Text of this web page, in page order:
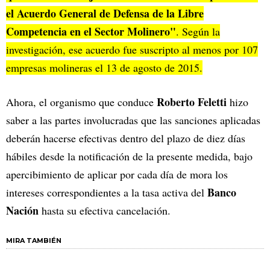
el Acuerdo General de Defensa de la Libre
Competencia en el Sector Molinero". Según la
investigación, ese acuerdo fue suscripto al menos por 107
empresas molineras el 13 de agosto de 2015.
Ahora, el organismo que conduce Roberto Feletti hizo
saber a las partes involucradas que las sanciones aplicadas
deberán hacerse efectivas dentro del plazo de diez días
hábiles desde la notificación de la presente medida, bajo
apercibimiento de aplicar por cada día de mora los
intereses correspondientes a la tasa activa del Banco
Nación hasta su efectiva cancelación.
MIRA TAMBIÉN